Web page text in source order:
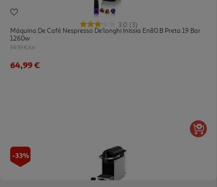
3.0 (3)
Máquina De Café Nespresso De'longhi Inissia En80.b Preta 19 Bar
1260w
64.99 €/un
64,99 €
-33%